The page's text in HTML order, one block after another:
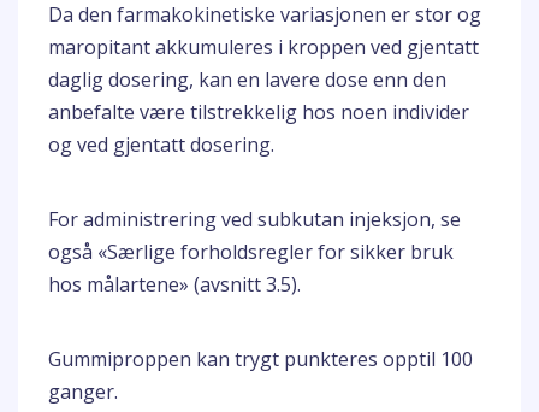
Da den farmakokinetiske variasjonen er stor og
maropitant akkumuleres i kroppen ved gjentatt
daglig dosering, kan en lavere dose enn den
anbefalte være tilstrekkelig hos noen individer
og ved gjentatt dosering.
For administrering ved subkutan injeksjon, se
også «Særlige forholdsregler for sikker bruk
hos målartene» (avsnitt 3.5).
Gummiproppen kan trygt punkteres opptil 100
ganger.